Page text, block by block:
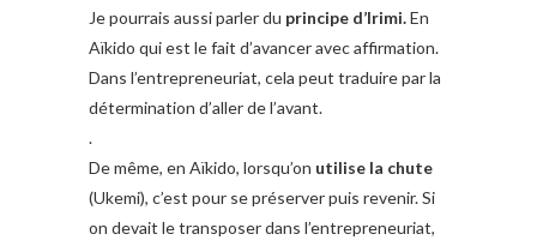
Je pourrais aussi parler du principe d’Irimi.En
Aïkido qui est le fait d’avancer avec affirmation.
Dans l’entrepreneuriat, cela peut traduire par la
détermination d’aller de l’avant.
.
De même, en Aïkido, lorsqu’on utilise la chute
(Ukemi), c’est pour se préserver puis revenir. Si
on devait le transposer dans l’entrepreneuriat,